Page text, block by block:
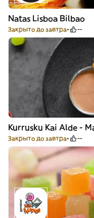
Natas Lisboa Bilbao
Закрыто до завтра --
Kurrusku Kai Alde -
Закрыто до завтра --